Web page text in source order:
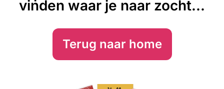
vinden waar je naar zocht...
Terug naar home